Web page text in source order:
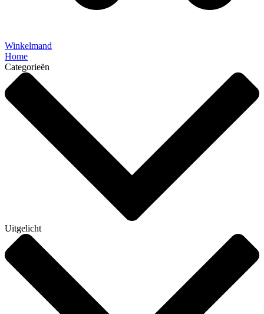
Winkelmand
Home
Categorieën
Uitgelicht